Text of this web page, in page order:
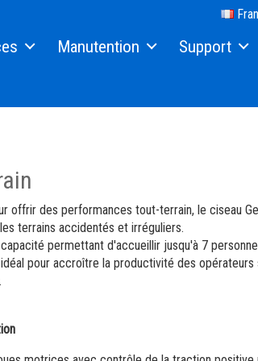
& Ciseaux
Terrain
(portatifs)
Manutention Support
Sécurité
Formation
offrir des performances tout-terrain, le ciseau
terrains accidentés et irréguliers.
permettant d'accueillir jusqu'à 7
pour accroître la productivité des opérateurs